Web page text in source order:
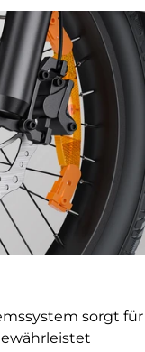
sorgt für